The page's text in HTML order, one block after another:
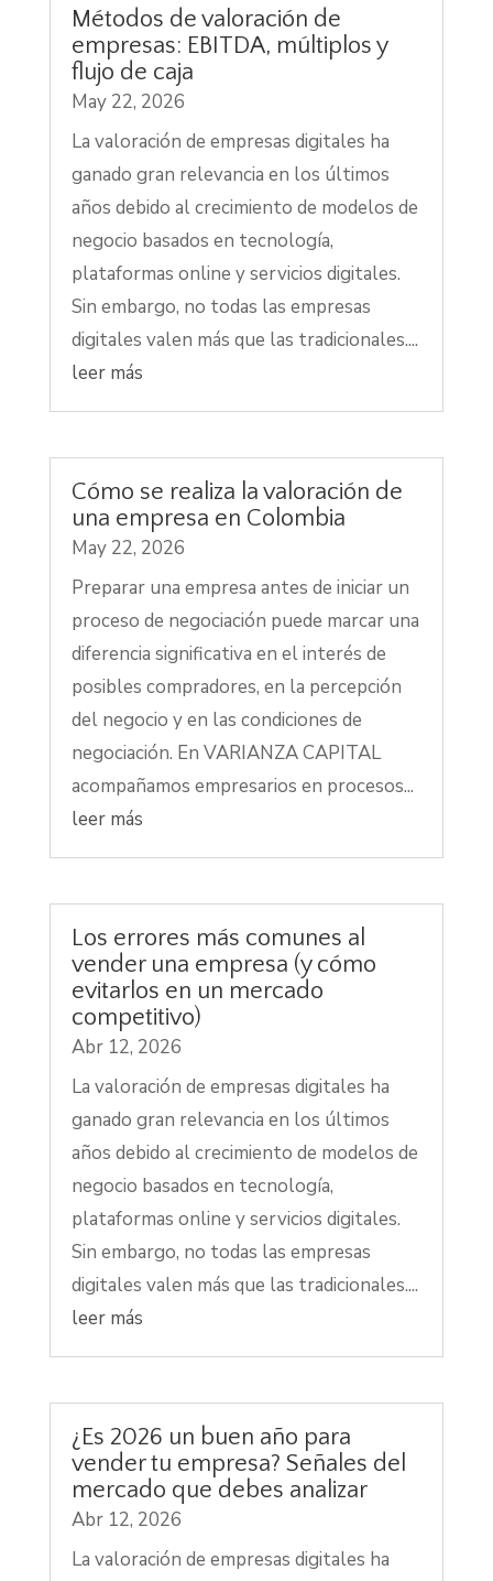
Métodos de valoración de
empresas: EBITDA, múltiplos y
flujo de caja
May 22, 2026
La valoración de empresas digitales ha
ganado gran relevancia en los últimos
años debido al crecimiento de modelos de
negocio basados en tecnología,
plataformas online y servicios digitales.
Sin embargo, no todas las empresas
digitales valen más que las tradicionales....
leer más
Cómo se realiza la valoración de
una empresa en Colombia
May 22, 2026
Preparar una empresa antes de iniciar un
proceso de negociación puede marcar una
diferencia significativa en el interés de
posibles compradores, en la percepción
del negocio y en las condiciones de
negociación. En VARIANZA CAPITAL
acompañamos empresarios en procesos...
leer más
Los errores más comunes al
vender una empresa (y cómo
evitarlos en un mercado
competitivo)
Abr 12, 2026
La valoración de empresas digitales ha
ganado gran relevancia en los últimos
años debido al crecimiento de modelos de
negocio basados en tecnología,
plataformas online y servicios digitales.
Sin embargo, no todas las empresas
digitales valen más que las tradicionales....
leer más
¿Es 2026 un buen año para
vender tu empresa? Señales del
mercado que debes analizar
Abr 12, 2026
La valoración de empresas digitales ha